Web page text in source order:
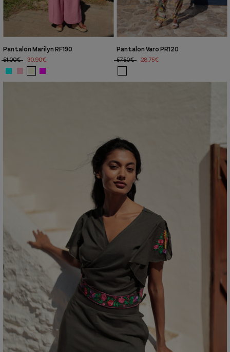
Pantalón Marilyn RF190
51,00€
30,90€
Pantalón Varo PR120
57,50€
28,75€